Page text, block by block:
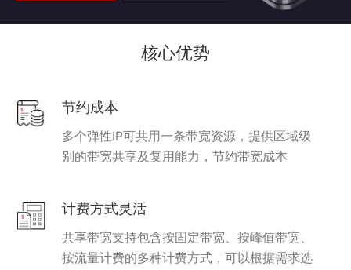
核心优势
节约成本
多个弹性IP可共用一条带宽资源，提供区域级
别的带宽共享及复用能力，节约带宽成本
计费方式灵活
共享带宽支持包含按固定带宽、按峰值带宽、
按流量计费的多种计费方式，可以根据需求选